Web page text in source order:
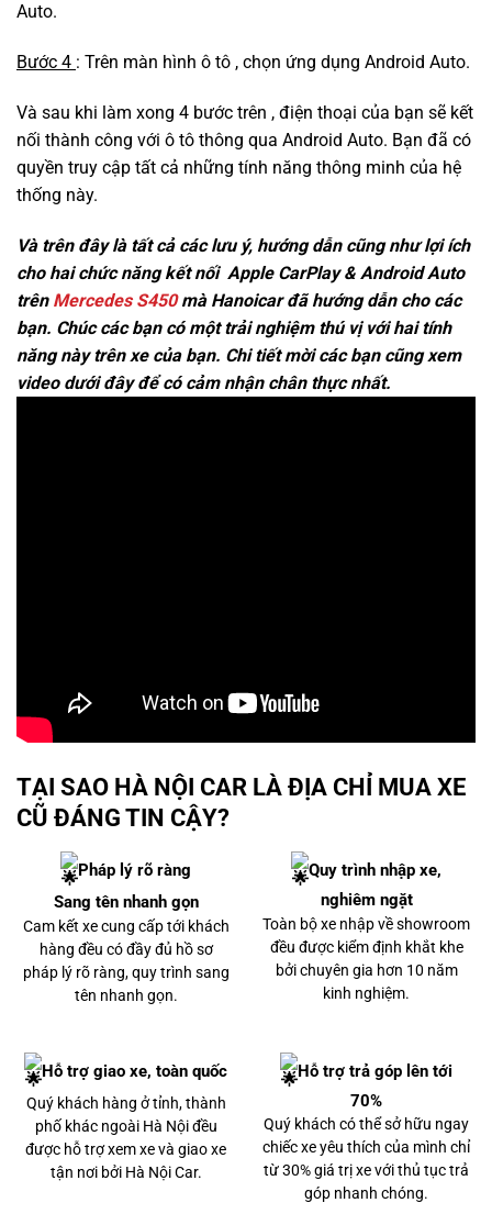
Auto.
Bước 4 : Trên màn hình ô tô , chọn ứng dụng Android Auto.
Và sau khi làm xong 4 bước trên , điện thoại của bạn sẽ kết
nối thành công với ô tô thông qua Android Auto. Bạn đã có
quyền truy cập tất cả những tính năng thông minh của hệ
thống này.
Và trên đây là tất cả các lưu ý, hướng dẫn cũng như lợi ích
cho hai chức năng kết nối Apple CarPlay & Android Auto
trên Mercedes S450mà Hanoicar đã hướng dẫn cho các
bạn. Chúc các bạn có một trải nghiệm thú vị với hai tính
năng này trên xe của bạn. Chi tiết mời các bạn cũng xem
video dưới đây để có cảm nhận chân thực nhất.
TẠI SAO HÀ NỘI CAR LÀ ĐỊA CHỈ MUA XE
CŨ ĐÁNG TIN CẬY?
Pháp lý rõ ràng
Sang tên nhanh gọn
Cam kết xe cung cấp tới khách
hàng đều có đầy đủ hồ sơ
pháp lý rõ ràng, quy trình sang
tên nhanh gọn.
Quy trình nhập xe,
nghiêm ngặt
Toàn bộ xe nhập về showroom
đều được kiểm định khắt khe
bởi chuyên gia hơn 10 năm
kinh nghiệm.
Hỗ trợ giao xe, toàn quốc
Quý khách hàng ở tỉnh, thành
phố khác ngoài Hà Nội đều
được hỗ trợ xem xe và giao xe
tận nơi bởi Hà Nội Car.
Hỗ trợ trả góp lên tới
70%
Quý khách có thể sở hữu ngay
chiếc xe yêu thích của mình chỉ
từ 30% giá trị xe với thủ tục trả
góp nhanh chóng.
Lexus RX300 2022